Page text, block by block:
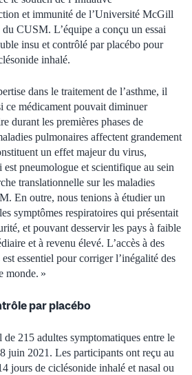
et immunité de l’Université McGill
CUSM. L’équipe a conçu un essai
insu et contrôlé par placébo pour
inhalé.
dans le traitement de l’asthme, il
ce médicament pouvait diminuer
durant les premières phases de
pulmonaires affectent grandement
un effet majeur du virus,
pneumologue et scientifique au sein
translationnelle sur les maladies
En outre, nous tenions à étudier un
symptômes respiratoires qui présentait
et pouvant desservir les pays à faible
et à revenu élevé. L’accès à des
essentiel pour corriger l’inégalité des
monde. »
par placébo
de 215 adultes symptomatiques entre le
juin 2021. Les participants ont reçu au
jours de ciclésonide inhalé et nasal ou